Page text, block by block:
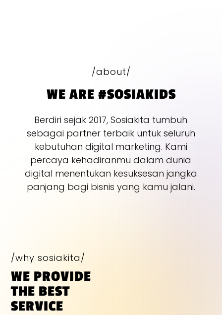
/about/
WE ARE #SOSIAKIDS
Berdiri sejak 2017, Sosiakita tumbuh
sebagai partner terbaik untuk seluruh
kebutuhan digital marketing. Kami
percaya kehadiranmu dalam dunia
digital menentukan kesuksesan jangka
panjang bagi bisnis yang kamu jalani.
/why sosiakita/
WE PROVIDE
THE BEST
SERVICE